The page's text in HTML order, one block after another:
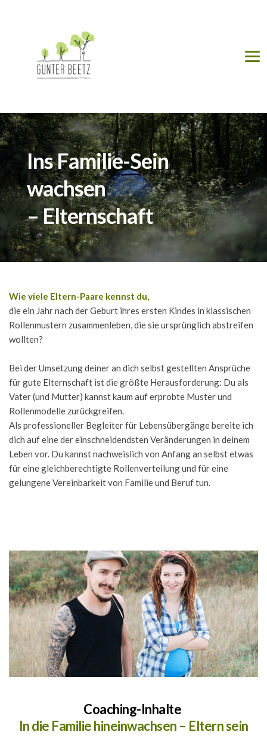
Ins Familie-Sein
wachsen
– Elternschaft
Wie viele Eltern-Paare kennst du,
die ein Jahr nach der Geburt ihres ersten Kindes in klassischen
Rollenmustern zusammenleben, die sie ursprünglich abstreifen
wollten?
Bei der Umsetzung deiner an dich selbst gestellten Ansprüche
für gute Elternschaft ist die größte Herausforderung: Du als
Vater (und Mutter) kannst kaum auf erprobte Muster und
Rollenmodelle zurückgreifen.
Als professioneller Begleiter für Lebensübergänge bereite ich
dich auf eine der einschneidendsten Veränderungen in deinem
Leben vor. Du kannst nachweislich von Anfang an selbst etwas
für eine gleichberechtigte Rollenverteilung und für eine
gelungene Vereinbarkeit von Familie und Beruf tun.
Coaching-Inhalte
In die Familie hineinwachsen – Eltern sein